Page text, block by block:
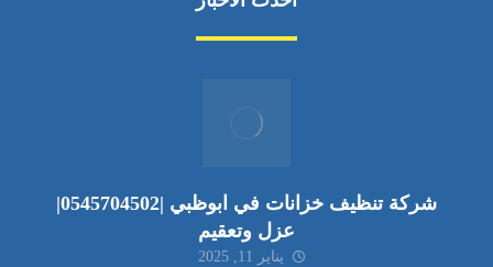
شركة تنظيف خزانات في ابوظبي |0545704502|
عزل وتعقيم
يناير 11, 2025